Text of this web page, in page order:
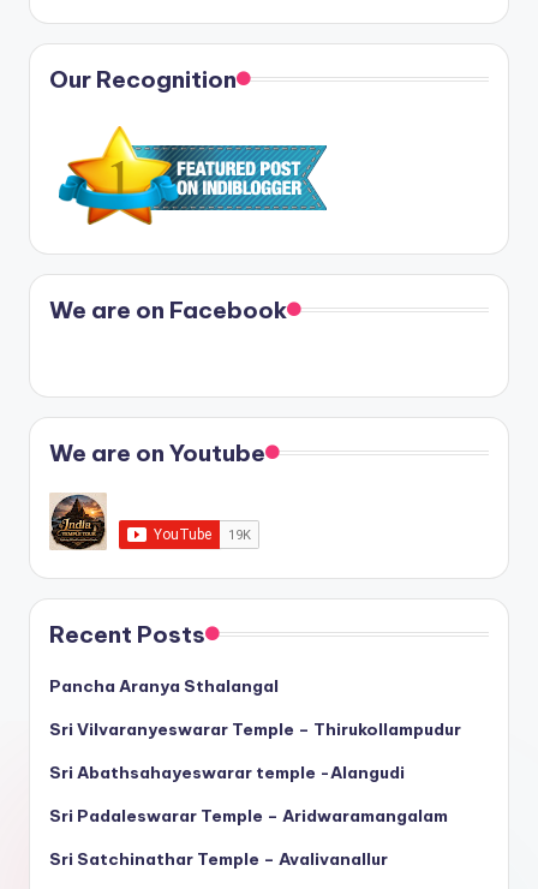
Our Recognition
We are on Facebook
We are on Youtube
Recent Posts
Pancha Aranya Sthalangal
Sri Vilvaranyeswarar Temple – Thirukollampudur
Sri Abathsahayeswarar temple -Alangudi
Sri Padaleswarar Temple – Aridwaramangalam
Sri Satchinathar Temple – Avalivanallur